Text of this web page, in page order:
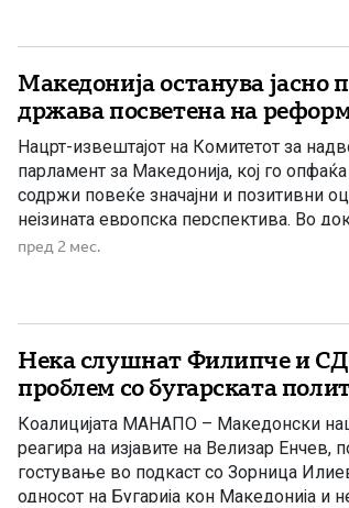
Македонија останува јасно
држава посветена на
Нацрт-извештајот на Комитетот за
парламент за Македонија, кој го
содржи повеќе значајни и позитивни
нејзината европска перспектива. Во
поддршката за членството на
пред 2 мес.
Нека слушнат Филипче и
проблем со бугарската
Коалицијата МАНАПО – Македонски
реагира на изјавите на Велизар Енчев,
гостување во подкаст со Зорница
односот на Бугарија кон Македонија и